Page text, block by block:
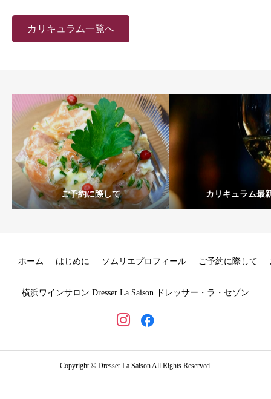
カリキュラム一覧へ
ご予約に際して カリキュラム最
ホーム はじめに ソムリエプロフィール ご予約に際して
横浜ワインサロン Dresser La Saison ドレッサー・ラ・セゾン
Copyright © Dresser La Saison All Rights Reserved.